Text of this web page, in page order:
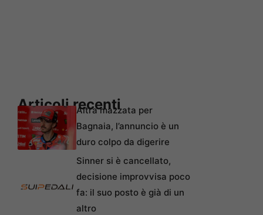
Articoli recenti
Altra mazzata per
Bagnaia, l’annuncio è un
duro colpo da digerire
Sinner si è cancellato,
decisione improvvisa poco
fa: il suo posto è già di un
altro